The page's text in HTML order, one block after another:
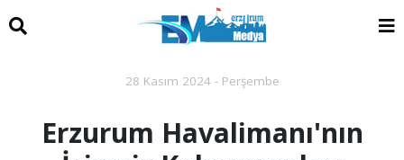
28 Kasım 2024 - Perşembe
Erzurum Havalimanı'nın